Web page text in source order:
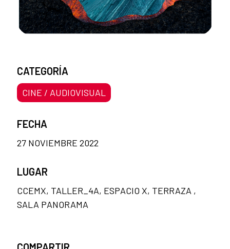
CATEGORÍA
CINE / AUDIOVISUAL
FECHA
27 NOVIEMBRE 2022
LUGAR
CCEMX, TALLER_4A, ESPACIO X, TERRAZA ,
SALA PANORAMA